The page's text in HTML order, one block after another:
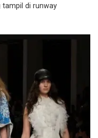
tampil di runway